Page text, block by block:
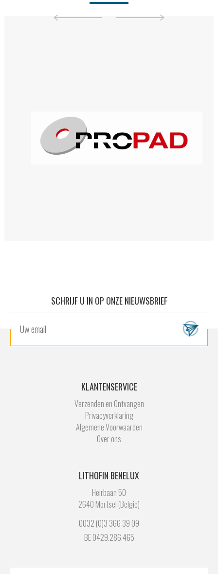
SCHRIJF U IN OP ONZE NIEUWSBRIEF
KLANTENSERVICE
Verzenden en Ontvangen
Privacyverklaring
Algemene Voorwaarden
Over ons
LITHOFIN BENELUX
Heirbaan 50
2640 Mortsel (België)
0032 (0)3 366 39 09
BE 0429.286.465